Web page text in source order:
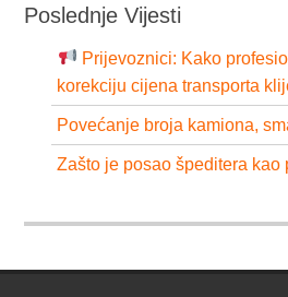
Poslednje Vijesti
Prijevoznici: Kako
korekciju cijena transporta
Povećanje broja kamiona,
Zašto je posao špeditera kao